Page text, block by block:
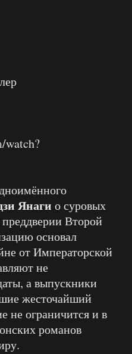
watch?
Янаги о суровых
Второй
основал
от Императорской
не
а выпускники
жесточайший
не ограничится и в
романов